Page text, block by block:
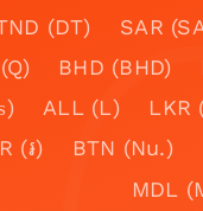
(DT) SAR
BHD (BHD)
ALL (L) LKR
(៛) BTN (Nu.)
MDL